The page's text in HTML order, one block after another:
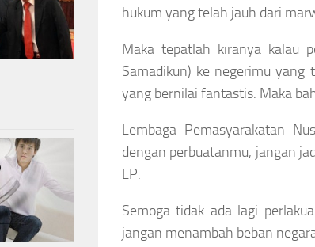
hukum yang telah jauh dari
Maka tepatlah kiranya kalau
Samadikun) ke negerimu
yang bernilai fantastis. Maka
Lembaga Pemasyarakatan
dengan perbuatanmu, jangan
LP.
Semoga tidak ada lagi
jangan menambah beban